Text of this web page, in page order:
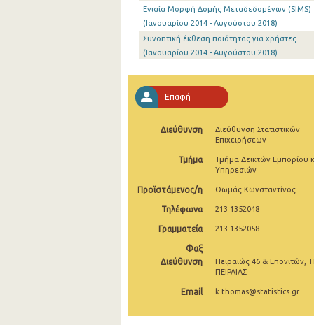
Απριλίου 2025
Μαρτίου 2025
Φεβρουαρίου 2025
Δεκεμβρίου 2024
Νοεμβρίου 2024
Οκτωβρίου 2024
Αυγούστου 2024
Ιουλίου 2024
Ιουνίου 2024
Ενιαία Μορφή Δομής Μεταδεδομένων (SIMS)
(Ιανουαρίου 2014 - Αυγούστου 2018)
Συνοπτική έκθεση ποιότητας για χρήστες
(Ιανουαρίου 2014 - Αυγούστου 2018)
Επαφή
Διεύθυνση
Διεύθυνση Στατιστικών
Επιχειρήσεων
Τμήμα
Τμήμα Δεικτών Εμπορίου
Υπηρεσιών
Προϊστάμενος/η Θωμάς Κωνσταντίνος
Τηλέφωνα 213 1352048
Γραμματεία 213 1352058
Φαξ
Διεύθυνση
Πειραιώς 46 & Επονιτών,
ΠΕΙΡΑΙΑΣ
Email k.thomas@statistics.gr